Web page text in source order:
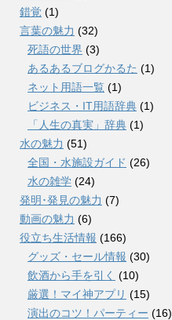
錯覚 (1)
言葉の魅力 (32)
死語の世界 (3)
あるあるブログかるた (1)
ネット用語一覧 (1)
ビジネス・IT用語辞典 (1)
「人生の真実」辞典 (1)
水の魅力 (51)
全国・水施設ガイド (26)
水の雑学 (24)
発明･発見の魅力 (7)
動画の魅力 (6)
役立ち生活情報 (166)
グッズ・セール情報 (30)
飲酒から手を引く (10)
厳選！マイ神アプリ (15)
演出のコツ！パーティー (16)